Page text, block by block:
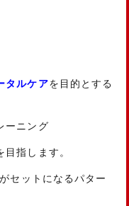
タルケアを目的とする
ーニング
指します。
セットになるパター